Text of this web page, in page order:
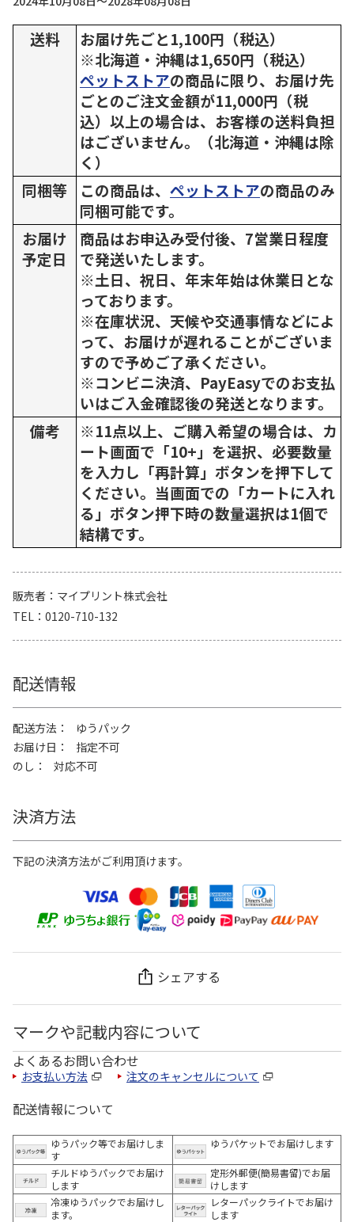
送料
お届け先ごと1,100円（税込）
※北海道・沖縄は1,650円（税込）
ペットストアの商品に限り、お届け先
ごとのご注文金額が11,000円（税
込）以上の場合は、お客様の送料負担
はございません。（北海道・沖縄は除
く）
同梱等
この商品は、 ペットストアの商品のみ
同梱可能です。
お届け
予定日
商品はお申込み受付後、7営業日程度
で発送いたします。
※土日、祝日、年末年始は休業日とな
っております。
※在庫状況、天候や交通事情などによ
って、お届けが遅れることがございま
すので予めご了承ください。
※コンビニ決済、PayEasyでのお支払
いはご入金確認後の発送となります。
備考
※11点以上、ご購入希望の場合は、カ
ート画面で「10+」を選択、必要数量
を入力し「再計算」ボタンを押下して
ください。当画面での「カートに入れ
る」ボタン押下時の数量選択は1個で
結構です。
販売者
マイプリント株式会社
TEL
0120-710-132
配送情報
配送方法
ゆうパック
お届け日
指定不可
のし
対応不可
決済方法
下記の決済方法がご利用頂けます。
シェアする
マークや記載内容について
よくあるお問い合わせ
お支払い方法 注文のキャンセルについて
配送情報について
ゆうパック等でお届けしま
す
ゆうパケットでお届けします
チルドゆうパックでお届け
します
定形外郵便(簡易書留)でお届
けします
冷凍ゆうパックでお届けし
ます。
レターパックライトでお届け
します